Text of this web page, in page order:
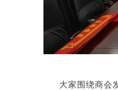
大家围绕商会